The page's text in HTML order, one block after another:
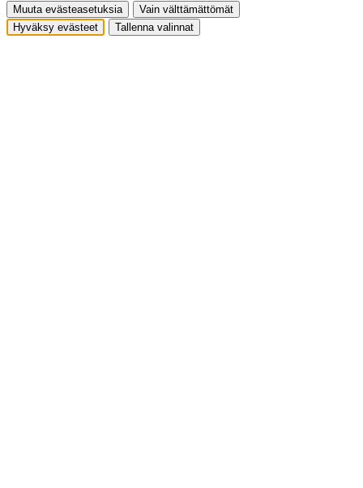
Muuta evästeasetuksia
Vain välttämättömät
Hyväksy evästeet
Tallenna valinnat